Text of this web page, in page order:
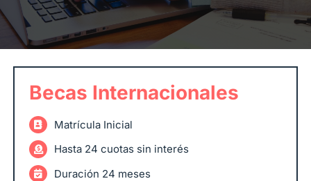
Becas Internacionales
Matrícula Inicial
Hasta 24 cuotas sin interés
Duración 24 meses